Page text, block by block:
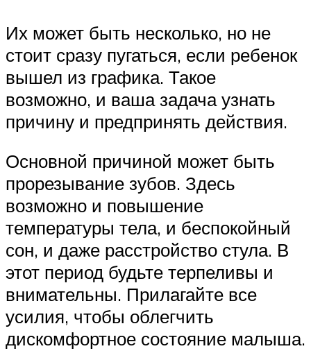
Их может быть несколько, но не
стоит сразу пугаться, если ребенок
вышел из графика. Такое
возможно, и ваша задача узнать
причину и предпринять действия.
Основной причиной может быть
прорезывание зубов. Здесь
возможно и повышение
температуры тела, и беспокойный
сон, и даже расстройство стула. В
этот период будьте терпеливы и
внимательны. Прилагайте все
усилия, чтобы облегчить
дискомфортное состояние малыша.